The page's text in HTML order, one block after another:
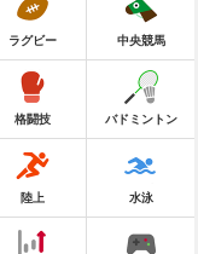
ラグビー 中央競馬
格闘技 バドミントン
陸上 水泳